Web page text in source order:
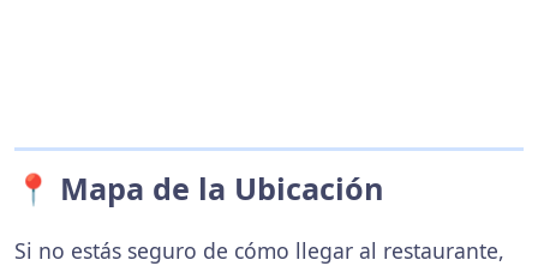
📍 Mapa de la Ubicación
Si no estás seguro de cómo llegar al restaurante,